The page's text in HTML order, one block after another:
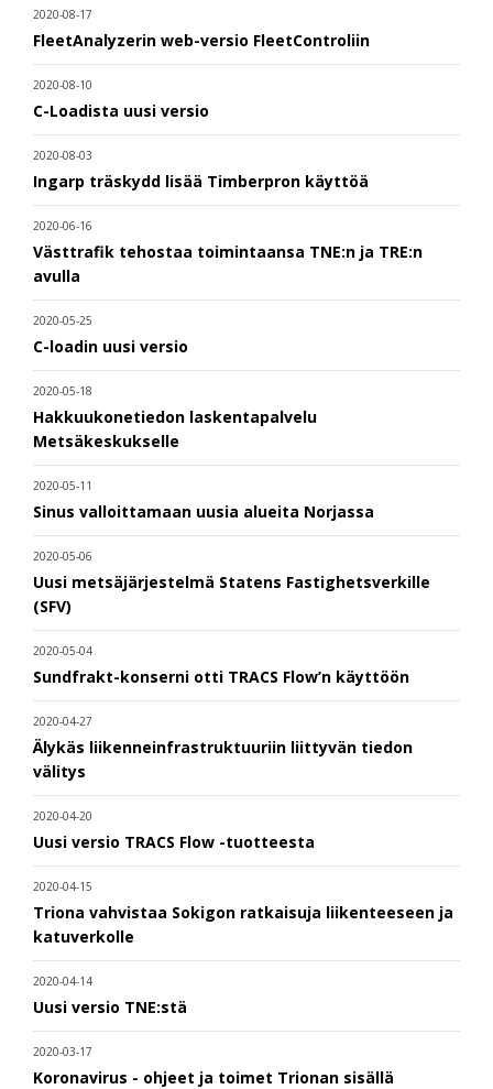
2020-08-17
FleetAnalyzerin web-versio FleetControliin
2020-08-10
C-Loadista uusi versio
2020-08-03
Ingarp träskydd lisää Timberpron käyttöä
2020-06-16
Västtrafik tehostaa toimintaansa TNE:n ja TRE:n
avulla
2020-05-25
C-loadin uusi versio
2020-05-18
Hakkuukonetiedon laskentapalvelu
Metsäkeskukselle
2020-05-11
Sinus valloittamaan uusia alueita Norjassa
2020-05-06
Uusi metsäjärjestelmä Statens Fastighetsverkille
(SFV)
2020-05-04
Sundfrakt-konserni otti TRACS Flow’n käyttöön
2020-04-27
Älykäs liikenneinfrastruktuuriin liittyvän tiedon
välitys
2020-04-20
Uusi versio TRACS Flow -tuotteesta
2020-04-15
Triona vahvistaa Sokigon ratkaisuja liikenteeseen ja
katuverkolle
2020-04-14
Uusi versio TNE:stä
2020-03-17
Koronavirus - ohjeet ja toimet Trionan sisällä